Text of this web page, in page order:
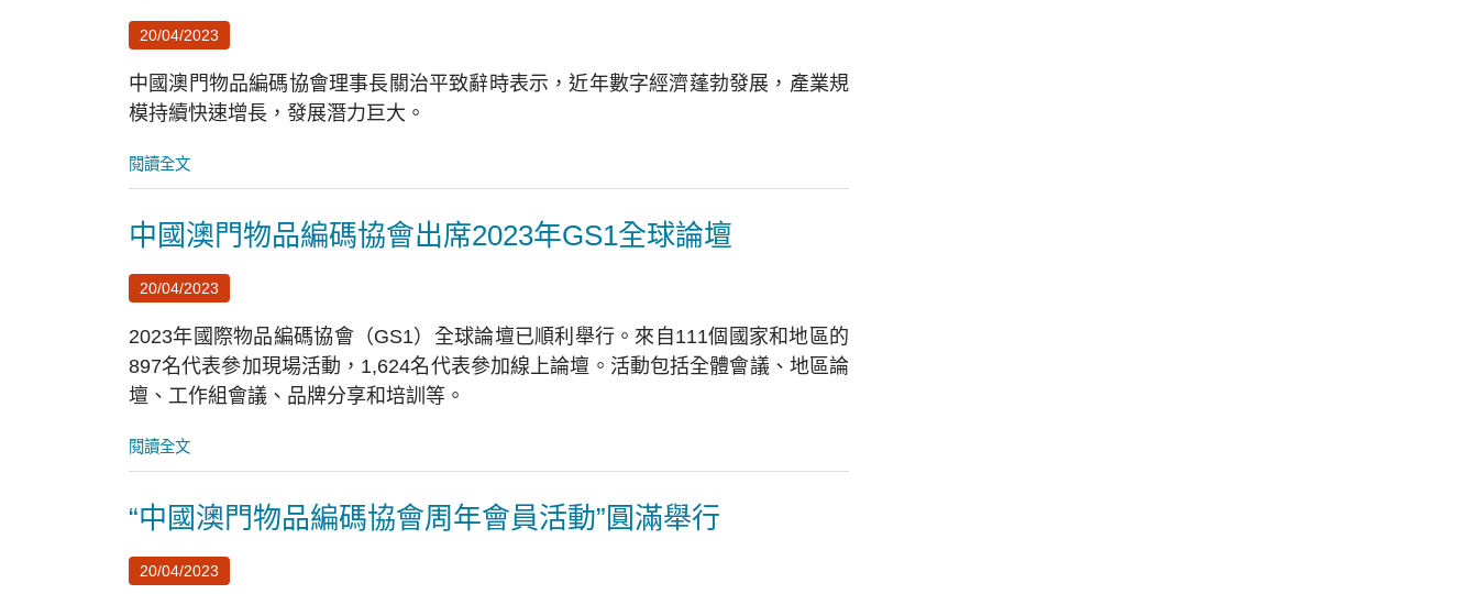
20/04/2023
中國澳門物品編碼協會理事長關治平致辭時表示，近年數字經濟蓬勃發展，產業規
模持續快速增長，發展潛力巨大。
閱讀全文
中國澳門物品編碼協會出席2023年GS1全球論壇
20/04/2023
2023年國際物品編碼協會（GS1）全球論壇已順利舉行。來自111個國家和地區的
897名代表參加現場活動，1,624名代表參加線上論壇。活動包括全體會議、地區論
壇、工作組會議、品牌分享和培訓等。
閱讀全文
“中國澳門物品編碼協會周年會員活動”圓滿舉行
20/04/2023